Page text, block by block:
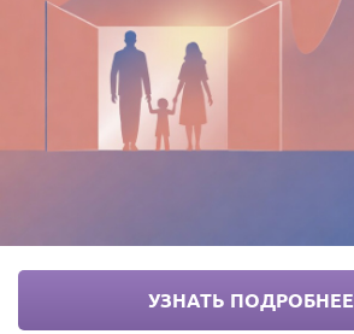
УЗНАТЬ ПОДРОБНЕЕ